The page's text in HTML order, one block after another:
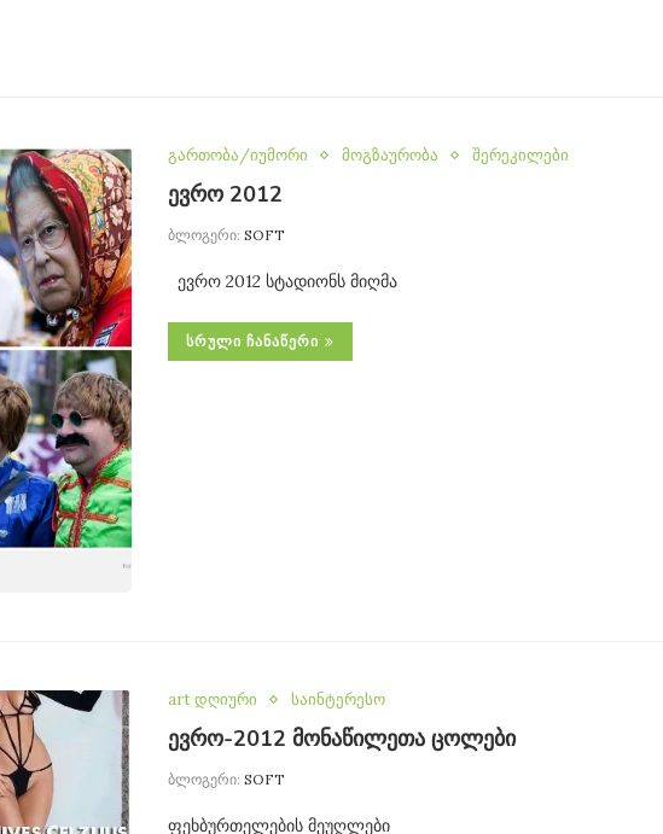
გართობა/იუმორი მოგზაურობა შერეკილები
ევრო 2012
ბლოგერი: SOFT
ევრო 2012 სტადიონს მიღმა
ᲡᲠᲣᲚᲘ ᲩᲐᲜᲐᲬᲔᲠᲘ
art დღიური საინტერესო
ევრო-2012 მონაწილეთა ცოლები
ბლოგერი: SOFT
ფეხბურთელების მეუღლები